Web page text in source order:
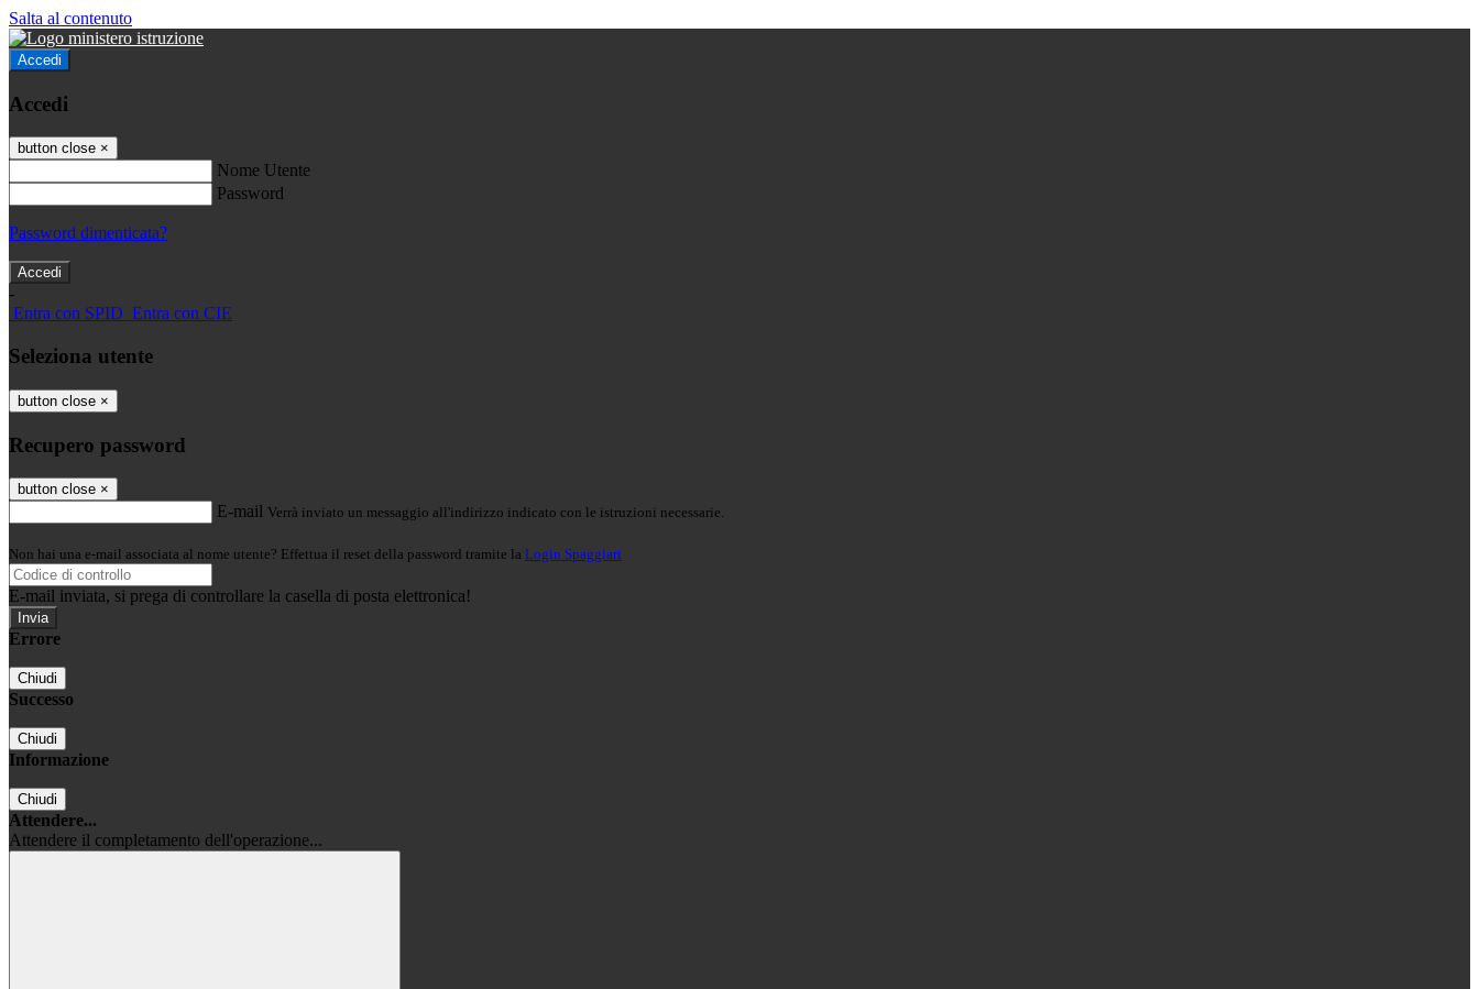
Salta al contenuto
Accedi
Accedi
button close ×
Nome Utente
Password
Password dimenticata?
-
Entra con SPID Entra con CIE
Seleziona utente
button close ×
Recupero password
button close ×
E-mail Verrà inviato un messaggio all'indirizzo indicato con le istruzioni necessarie.
Non hai una e-mail associata al nome utente? Effettua il reset della password tramite la Login Spaggiari
E-mail inviata, si prega di controllare la casella di posta elettronica!
Errore
Chiudi
Successo
Chiudi
Informazione
Chiudi
Attendere...
Attendere il completamento dell'operazione...